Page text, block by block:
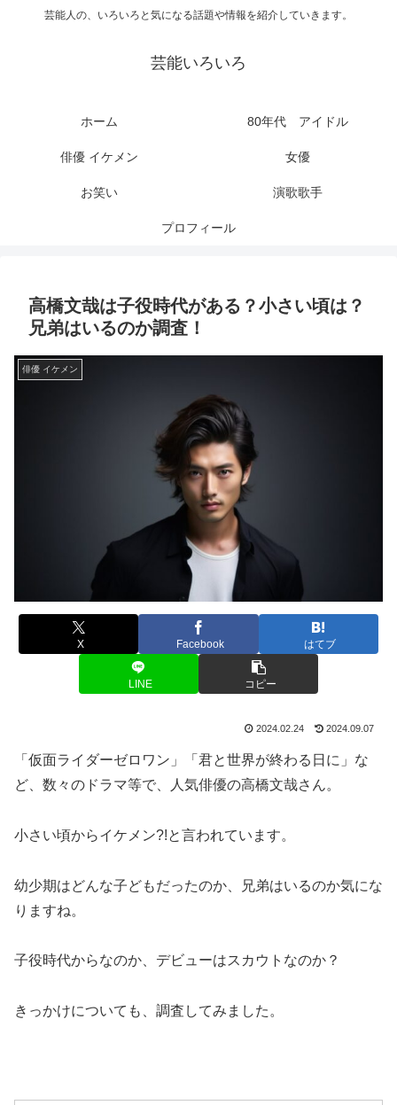
芸能人の、いろいろと気になる話題や情報を紹介していきます。
芸能いろいろ
ホーム 80年代 アイドル
俳優 イケメン 女優
お笑い 演歌歌手
プロフィール
高橋文哉は子役時代がある？小さい頃は？
兄弟はいるのか調査！
俳優 イケメン
X Facebook はてブ
LINE コピー
2024.02.24 2024.09.07
「仮面ライダーゼロワン」「君と世界が終わる日に」な
ど、数々のドラマ等で、人気俳優の高橋文哉さん。
小さい頃からイケメン?!と言われています。
幼少期はどんな子どもだったのか、兄弟はいるのか気にな
りますね。
子役時代からなのか、デビューはスカウトなのか？
きっかけについても、調査してみました。